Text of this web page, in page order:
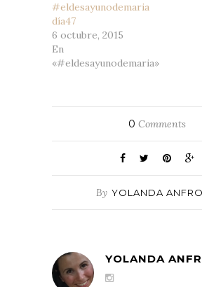
#eldesayunodemaria
día47
6 octubre, 2015
En
«#eldesayunodemaria»
0 Comments
By YOLANDA
YOLANDA